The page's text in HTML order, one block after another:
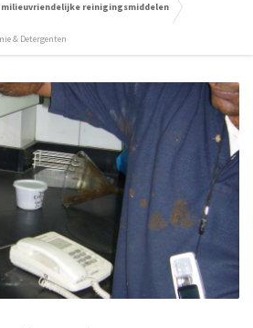
milieuvriendelijke reinigingsmiddelen
& Detergenten